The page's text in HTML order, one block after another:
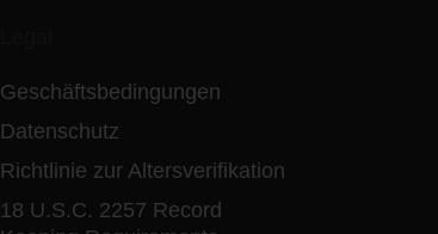
Geschäftsbedingungen
Datenschutz
Richtlinie zur Altersverifikation
18 U.S.C. 2257 Record